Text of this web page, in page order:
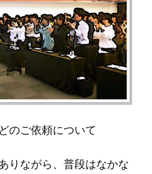
のご依頼について
りながら、普段はなかな